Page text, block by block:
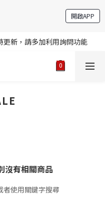
開啟APP
加入享更多優惠
入享更多優惠
新，請多加利用詢問功能
入享更多優惠
沒有相關商品
者使用關鍵字搜尋